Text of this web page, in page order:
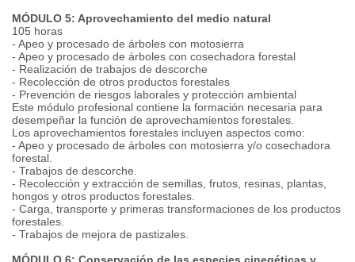
MÓDULO 5: Aprovechamiento del medio natural
105 horas
- Apeo y procesado de árboles con motosierra
- Apeo y procesado de árboles con cosechadora forestal
- Realización de trabajos de descorche
- Recolección de otros productos forestales
- Prevención de riesgos laborales y protección ambiental
Este módulo profesional contiene la formación necesaria para
desempeñar la función de aprovechamientos forestales.
Los aprovechamientos forestales incluyen aspectos como:
- Apeo y procesado de árboles con motosierra y/o cosechadora
forestal.
- Trabajos de descorche.
- Recolección y extracción de semillas, frutos, resinas, plantas,
hongos y otros productos forestales.
- Carga, transporte y primeras transformaciones de los productos
forestales.
- Trabajos de mejora de pastizales.